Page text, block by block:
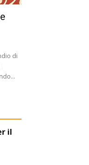
di
il